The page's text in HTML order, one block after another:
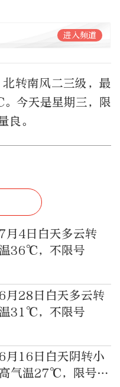
进入频道
转南风二三级，最
今天是星期三，限
良。
月4日白天多云转
36℃，不限号
月28日白天多云转
31℃，不限号
月16日白天阴转小
气温27℃，限号3